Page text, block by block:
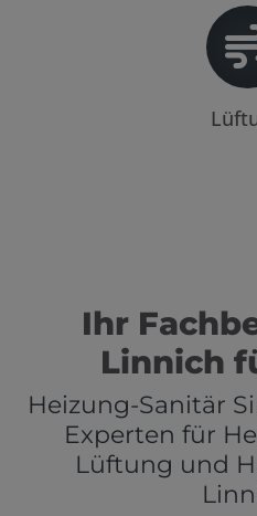
Ihr
Linnich
Heizung-Sanitär
Experten für
Lüftung und